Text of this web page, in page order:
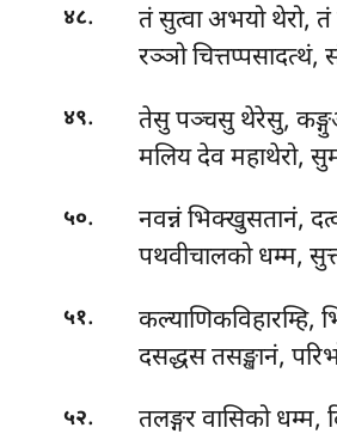
४८.
तं सुत्वा अभयो थेरो, तं
रञ्ञो
४९.
तेसु पञ्चसु थेरेसु,
मलिय देव महाथेरो,
५०. नवन्नंभिक्खुसतानं,
पथवीचालको धम्म,
५१.
दसद्धस तसङ्खानं,
५२.
तलङ्गर वासिको धम्म,